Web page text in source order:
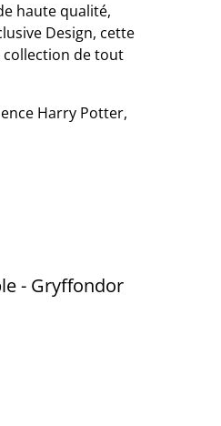
haute qualité,
Design, cette
collection de tout
Harry Potter,
- Gryffondor